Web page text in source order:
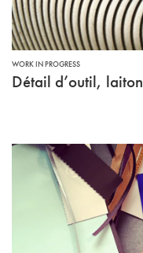
WORK IN PROGRESS
Détail d’outil, laiton